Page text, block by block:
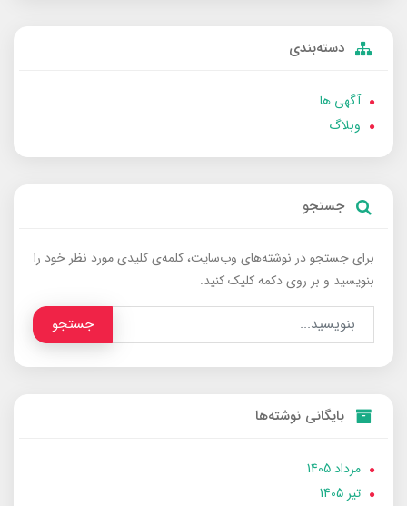
دسته‌بندی
آگهی ها
وبلاگ
جستجو
برای جستجو در نوشته‌های وب‌سایت، کلمه‌ی کلیدی مورد نظر خود را
بنویسید و بر روی دکمه کلیک کنید.
جستجو
بایگانی نوشته‌ها
مرداد 1405
تير 1405